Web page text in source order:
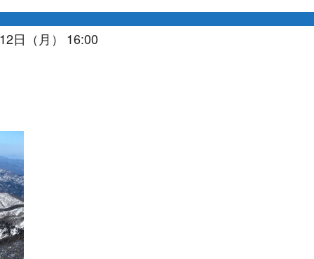
日（月） 16:00